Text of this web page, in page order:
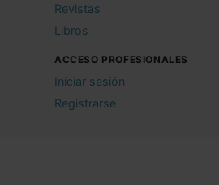
Revistas
Libros
ACCESO PROFESIONALES
Iniciar sesión
Registrarse